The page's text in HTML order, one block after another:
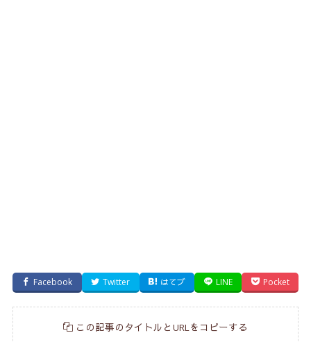
Facebook Twitter はてブ LINE Pocket
この記事のタイトルとURLをコピーする